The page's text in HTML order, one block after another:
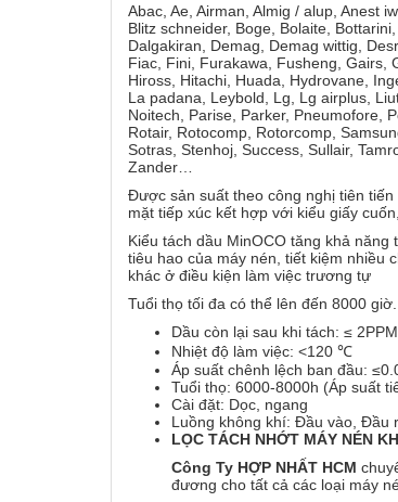
Abac, Ae, Airman, Almig / alup, Anest
Blitz schneider, Boge, Bolaite,
Dalgakiran, Demag, Demag wittig,
Fiac, Fini, Furakawa, Fusheng, Gairs,
Hiross, Hitachi, Huada, Hydrovane,
La padana, Leybold, Lg, Lg airplus,
Noitech, Parise, Parker, Pneumofore,
Rotair, Rotocomp, Rotorcomp,
Sotras, Stenhoj, Success, Sullair,
Zander…
Được sản suất theo công nghị tiên
mặt tiếp xúc kết hợp với kiểu giấy
Kiểu tách dầu MinOCO tăng khả
tiêu hao của máy nén, tiết kiệm nhiều
khác ở điều kiện làm việc trương tự
Tuổi thọ tối đa có thể lên đến 8000 giờ.
Dầu còn lại sau khi tách: ≤ 2PPM
Nhiệt độ làm việc: <120 ℃
Áp suất chênh lệch ban đầu:
Tuổi thọ: 6000-8000h (Áp suất
Cài đặt: Dọc, ngang
Luồng không khí: Đầu vào, Đầu
LỌC TÁCH NHỚT MÁY NÉN
Công Ty HỢP NHẤT HCM
đương cho tất cả các loại máy